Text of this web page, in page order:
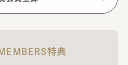
特典